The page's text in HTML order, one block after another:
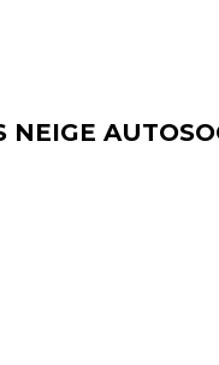
NEIGE